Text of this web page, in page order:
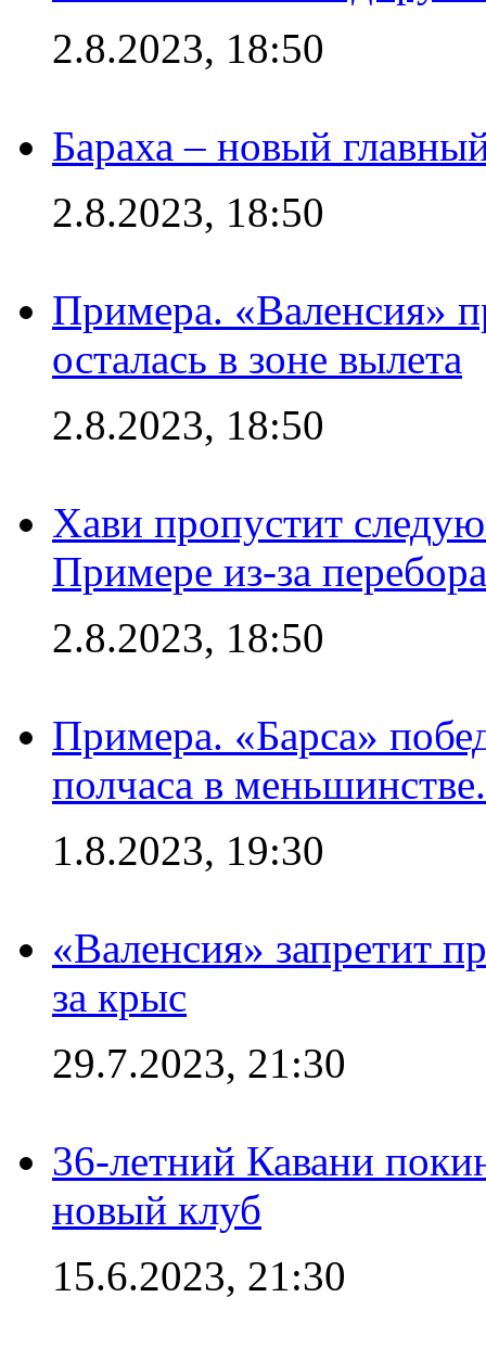
2.8.2023, 18:50
Бараха – новый
2.8.2023, 18:50
Примера. «Валенсия»
осталась в зоне вылета
2.8.2023, 18:50
Хави пропустит
Примере из-за
2.8.2023, 18:50
Примера. «Барса»
полчаса в
1.8.2023, 19:30
«Валенсия» запретит
за крыс
29.7.2023, 21:30
36-летний Кавани
новый клуб
15.6.2023, 21:30